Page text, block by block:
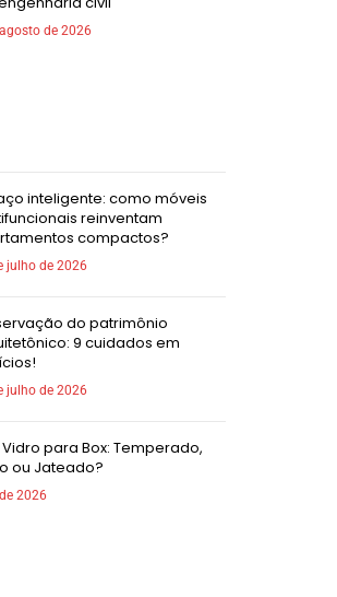
de 2026
inteligente: como móveis
reinventam
compactos?
julho de 2026
do patrimônio
9 cuidados em
julho de 2026
para Box: Temperado,
ou Jateado?
2026